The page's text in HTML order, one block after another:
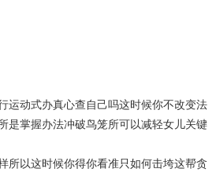
运动式办真心查自己吗这时候你不改变法
是掌握办法冲破鸟笼所可以减轻女儿关键
所以这时候你得你看准只如何击垮这帮贪